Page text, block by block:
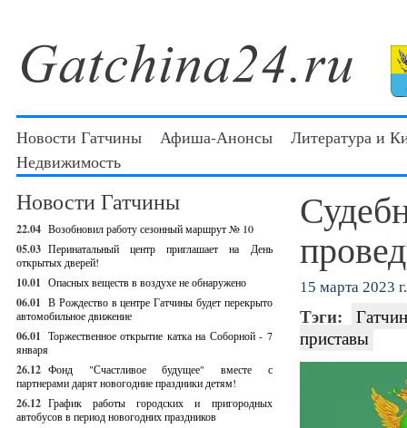
Новости Гатчины Афиша-Анонсы
Литература и
Недвижимость
Новости Гатчины
22.04 Возобновил работу сезонный маршрут № 10
05.03 Перинатальный центр приглашает на День
открытых дверей!
10.01 Опасных веществ в воздухе не обнаружено
06.01 В Рождество в центре Гатчины будет перекрыто
автомобильное движение
06.01 Торжественное открытие катка на Соборной - 7
января
26.12 Фонд "Счастливое будущее" вместе с
партнерами дарят новогодние праздники детям!
26.12 График работы городских и пригородных
автобусов в период новогодних праздников
15 марта 2023 г.
Тэги:
приставы